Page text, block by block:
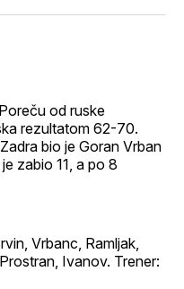
od ruske
rezultatom 62-70.
bio je Goran Vrban
zabio 11, a po 8
Vrbanc, Ramljak,
Ivanov. Trener: